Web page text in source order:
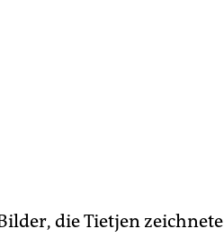
die Tietjen